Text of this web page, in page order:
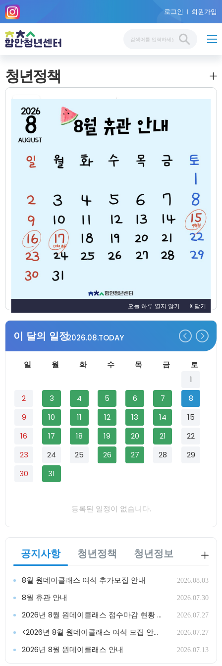
오늘 하루 열지 않기 X 닫기
로그인 회원가입
청년정책
마감
이 달의 일정 TODAY
2026.08
일 월 화 수 목 금
토
1
2
3 4 5 6 7
8
9
10 11 12 13 14
15
16
17 18 19 20 21
22
23
24 25 26 27 28
29
30
31
등록된 일정이 없습니다.
공지사항 청년정책 청년정보
8월 원데이클래스 여석 추가모집 안내 2026.08.03
8월 휴관 안내 2026.07.30
2026년 8월 원데이클래스 접수마감 현황 안내 2026.07.27
<2026년 8월 원데이클래스 여석 모집 안내> 2026.07.27
2026년 8월 원데이클래스 안내 2026.07.13